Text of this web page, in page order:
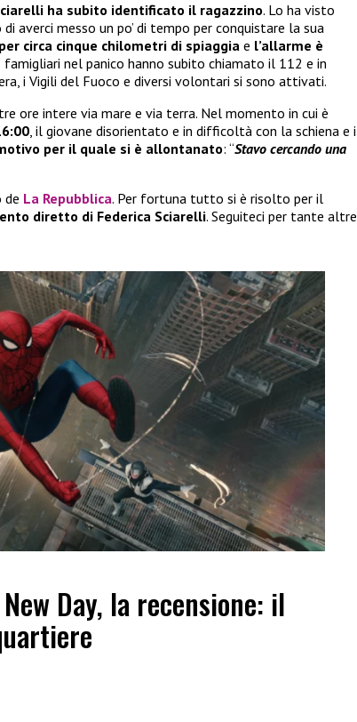
ha subito identificato il ragazzino. Lo ha visto
averci messo un po’ di tempo per conquistare la sua
circa cinque chilometri di spiaggia e l’allarme è
famigliari nel panico hanno subito chiamato il 112 e in
i Vigili del Fuoco e diversi volontari si sono attivati.
ore intere via mare e via terra. Nel momento in cui è
, il giovane disorientato e in difficoltà con la schiena e i
per il quale si è allontanato: “Stavo cercando una
de La Repubblica. Per fortuna tutto si è risolto per il
diretto di Federica Sciarelli. Seguiteci per tante altre
Day, la recensione: il